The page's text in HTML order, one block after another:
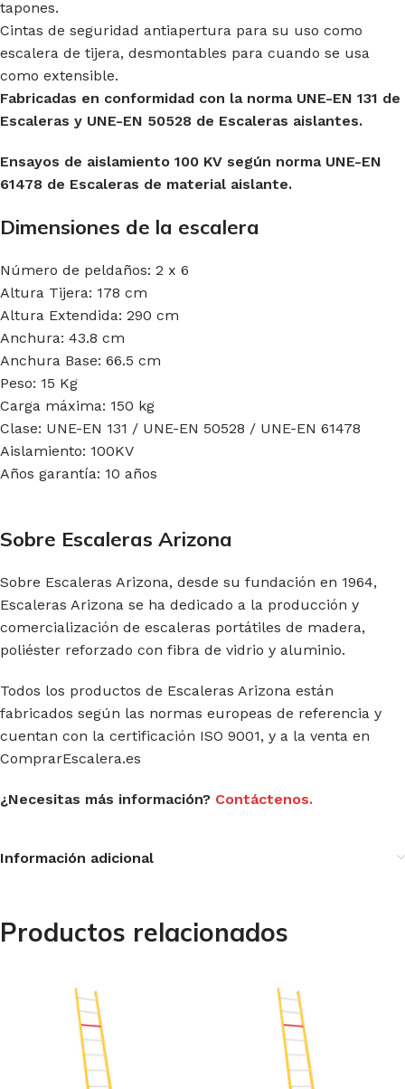
tapones.
Cintas de seguridad antiapertura para su uso como
escalera de tijera, desmontables para cuando se usa
como extensible.
Fabricadas en conformidad con la norma UNE-EN 131 de
Escaleras y UNE-EN 50528 de Escaleras aislantes.
Ensayos de aislamiento 100 KV según norma UNE-EN
61478 de Escaleras de material aislante.
Dimensiones de la escalera
Número de peldaños: 2 x 6
Altura Tijera: 178 cm
Altura Extendida: 290 cm
Anchura: 43.8 cm
Anchura Base: 66.5 cm
Peso: 15 Kg
Carga máxima: 150 kg
Clase: UNE-EN 131 / UNE-EN 50528 / UNE-EN 61478
Aislamiento: 100KV
Años garantía: 10 años
Sobre Escaleras Arizona
Sobre Escaleras Arizona, desde su fundación en 1964,
Escaleras Arizona se ha dedicado a la producción y
comercialización de escaleras portátiles de madera,
poliéster reforzado con fibra de vidrio y aluminio.
Todos los productos de Escaleras Arizona están
fabricados según las normas europeas de referencia y
cuentan con la certificación ISO 9001, y a la venta en
ComprarEscalera.es
¿Necesitas más información? Contáctenos.
Información adicional
Productos relacionados